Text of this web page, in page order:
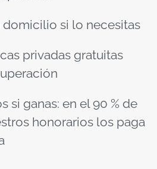
domicilio si lo necesitas
privadas gratuitas
si ganas: en el 90 % de
honorarios los paga